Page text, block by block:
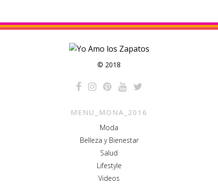
© 2018
MENU_MONA_2016
Moda
Belleza y Bienestar
Salud
Lifestyle
Videos